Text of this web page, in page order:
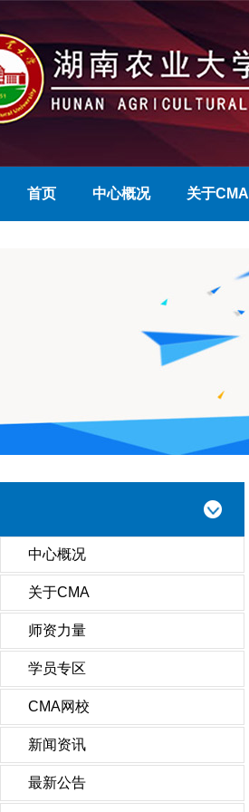
首页 中心概况 关于CMA
中心概况
关于CMA
师资力量
学员专区
CMA网校
新闻资讯
最新公告